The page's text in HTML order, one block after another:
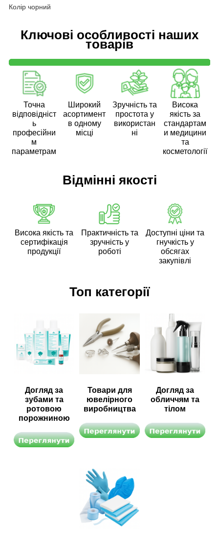
Колір чорний
Ключові особливості наших
товарів
Точна
відповідніст
ь
професійни
м
параметрам
Широкий
асортимент
в одному
місці
Зручність та
простота у
використан
ні
Висока
якість за
стандартам
и медицини
та
косметології
Відмінні якості
Висока якість та
сертифікація
продукції
Практичність та
зручність у
роботі
Доступні ціни та
гнучкість у
обсягах
закупівлі
Топ категорії
Догляд за
зубами та
ротовою
порожниною
Товари для
ювелірного
виробництва
Догляд за
обличчям та
тілом